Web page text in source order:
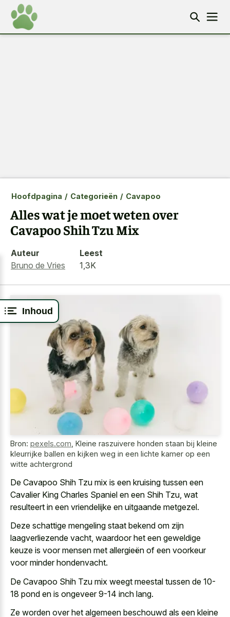
Inhoud
Hoofdpagina / Categorieën / Cavapoo
Alles wat je moet weten over
Cavapoo Shih Tzu Mix
Auteur
Bruno de Vries
Leest
1,3K
Bron: pexels.com Kleine raszuivere honden staan bij kleine
kleurrijke ballen en kijken weg in een lichte kamer op een
witte achtergrond
De Cavapoo Shih Tzu mix is een kruising tussen een
Cavalier King Charles Spaniel en een Shih Tzu, wat
resulteert in een vriendelijke en uitgaande metgezel.
Deze schattige mengeling staat bekend om zijn
laagverliezende vacht, waardoor het een geweldige
keuze is voor mensen met allergieën of een voorkeur
voor minder hondenvacht.
De Cavapoo Shih Tzu mix weegt meestal tussen de 10-
18 pond en is ongeveer 9-14 inch lang.
Ze worden over het algemeen beschouwd als een kleine